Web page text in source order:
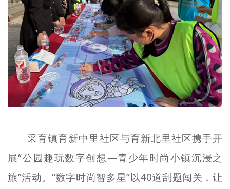
采育镇育新中里社区与育新北里社区携手开
展“公园趣玩数字创想—青少年时尚小镇沉浸之
旅”活动。“数字时尚智多星”以40道刮题闯关，让